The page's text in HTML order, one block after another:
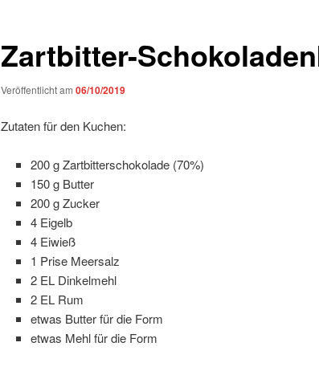
Zartbitter-
Veröffentlicht am 06/10/2019
Zutaten für den Kuchen:
200 g Zartbitterschokolade (70%)
150 g Butter
200 g Zucker
4 Eigelb
4 Eiwieß
1 Prise Meersalz
2 EL Dinkelmehl
2 EL Rum
etwas Butter für die Form
etwas Mehl für die Form